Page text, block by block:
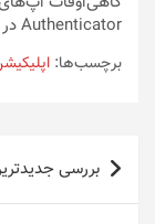
Authenticator در آن فهرست وجود دارد، آن را حذف کنید.
برچسب‌ها:
راهبری
نوشته
بررسی